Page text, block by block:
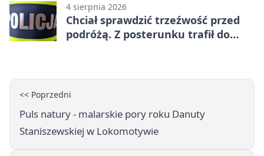
4 sierpnia 2026
Chciał sprawdzić trzeźwość przed
podróżą. Z posterunku trafił do
<< Poprzedni
Puls natury - malarskie pory roku Danuty
Staniszewskiej w Lokomotywie